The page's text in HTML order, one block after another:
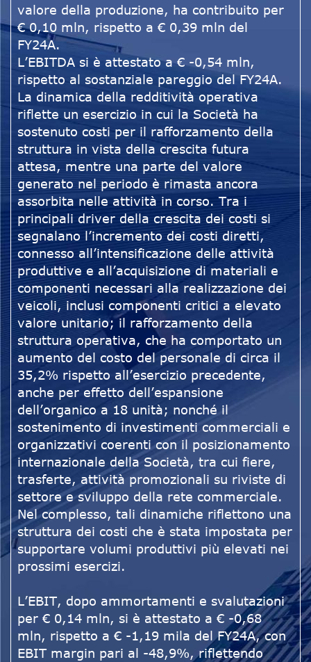
valore della produzione, ha contribuito per
€ 0,10 mln, rispetto a € 0,39 mln del
FY24A.
L’EBITDA si è attestato a € -0,54 mln,
rispetto al sostanziale pareggio del FY24A.
La dinamica della redditività operativa
riflette un esercizio in cui la Società ha
sostenuto costi per il rafforzamento della
struttura in vista della crescita futura
attesa, mentre una parte del valore
generato nel periodo è rimasta ancora
assorbita nelle attività in corso. Tra i
principali driver della crescita dei costi si
segnalano l’incremento dei costi diretti,
connesso all’intensificazione delle attività
produttive e all’acquisizione di materiali e
componenti necessari alla realizzazione dei
veicoli, inclusi componenti critici a elevato
valore unitario; il rafforzamento della
struttura operativa, che ha comportato un
aumento del costo del personale di circa il
35,2% rispetto all’esercizio precedente,
anche per effetto dell’espansione
dell’organico a 18 unità; nonché il
sostenimento di investimenti commerciali e
organizzativi coerenti con il posizionamento
internazionale della Società, tra cui fiere,
trasferte, attività promozionali su riviste di
settore e sviluppo della rete commerciale.
Nel complesso, tali dinamiche riflettono una
struttura dei costi che è stata impostata per
supportare volumi produttivi più elevati nei
prossimi esercizi.
L’EBIT, dopo ammortamenti e svalutazioni
per € 0,14 mln, si è attestato a € -0,68
mln, rispetto a € -1,19 mila del FY24A, con
EBIT margin pari al -48,9%, riflettendo